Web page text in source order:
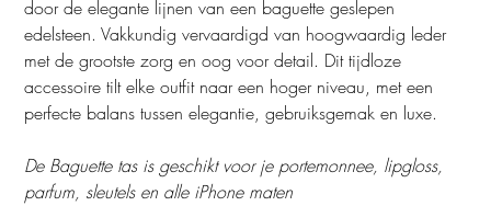
door de elegante lijnen van een baguette geslepen
edelsteen. Vakkundig vervaardigd van hoogwaardig leder
met de grootste zorg en oog voor detail. Dit tijdloze
accessoire tilt elke outfit naar een hoger niveau, met een
perfecte balans tussen elegantie, gebruiksgemak en luxe.
De Baguette tas is geschikt voor je portemonnee, lipgloss,
parfum, sleutels en alle iPhone maten